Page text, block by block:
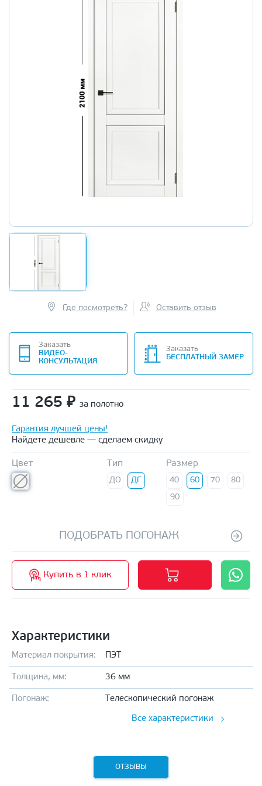
Где посмотреть? Оставить отзыв
Заказать
ВИДЕО-
КОНСУЛЬТАЦИЯ
Заказать
БЕСПЛАТНЫЙ ЗАМЕР
11 265 ₽ за полотно
Гарантия лучшей цены!
Найдете дешевле — сделаем скидку
Цвет Тип
ДО ДГ
Размер
40 60 70
80
90
ПОДОБРАТЬ ПОГОНАЖ
Купить в 1 клик
Характеристики
Материал покрытия: ПЭТ
Толщина, мм: 36 мм
Погонаж: Телескопический погонаж
Все характеристики
ОТЗЫВЫ